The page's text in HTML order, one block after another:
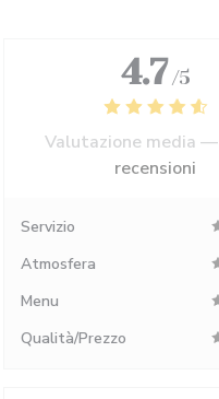
4.7 /5
Valutazione media —
recensioni
Servizio
Atmosfera
Menu
Qualità/Prezzo